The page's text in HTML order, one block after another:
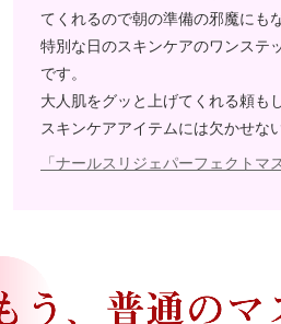
てくれるので朝の準備の邪魔にも
特別な日のスキンケアのワンステ
です。
大人肌をグッと上げてくれる 頼も
スキンケアアイテムには欠かせな
「ナールスリジェパーフェクトマ